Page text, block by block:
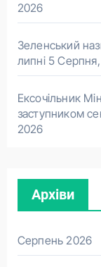
2026
Зеленський
липні 5
Ексочільник
заступником
2026
Архіви
Серпень 2026